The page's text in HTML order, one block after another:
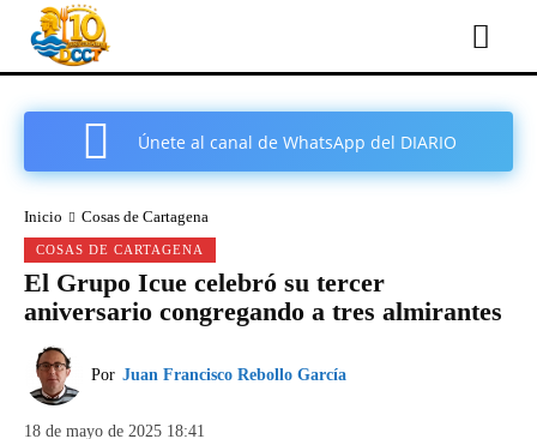
Únete al canal de WhatsApp del DIARIO
Inicio Cosas de Cartagena
COSAS DE CARTAGENA
El Grupo Icue celebró su tercer
aniversario congregando a tres almirantes
Por Juan Francisco Rebollo García
18 de mayo de 2025 18:41